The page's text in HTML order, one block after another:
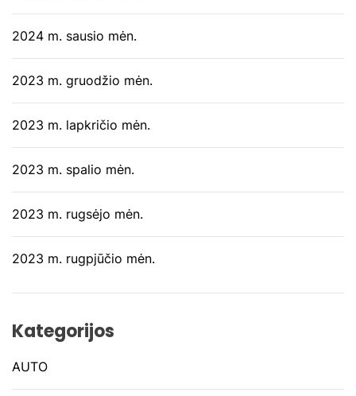
2024 m. sausio mėn.
2023 m. gruodžio mėn.
2023 m. lapkričio mėn.
2023 m. spalio mėn.
2023 m. rugsėjo mėn.
2023 m. rugpjūčio mėn.
Kategorijos
AUTO